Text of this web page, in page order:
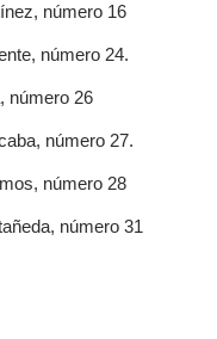
número 16
número 24.
número 26
número 27.
número 28
número 31